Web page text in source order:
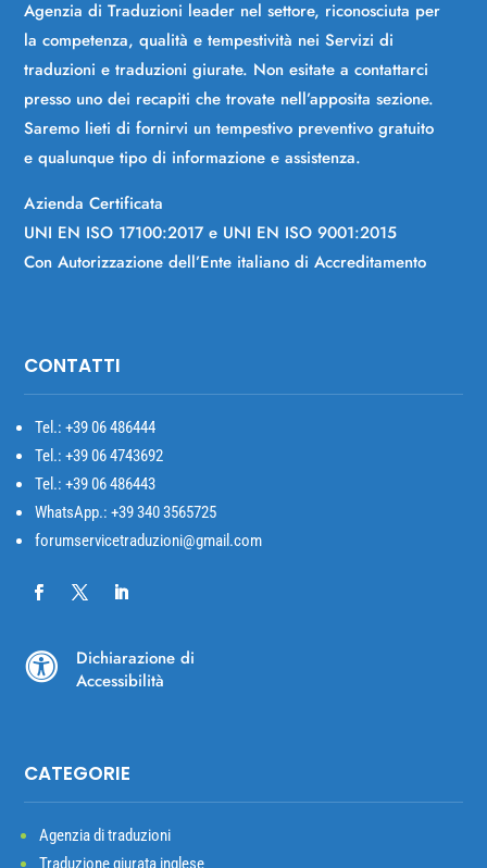
Agenzia di Traduzioni leader nel settore, riconosciuta per
la competenza, qualità e tempestività nei Servizi di
traduzioni e traduzioni giurate. Non esitate a contattarci
presso uno dei recapiti che trovate nell’apposita sezione.
Saremo lieti di fornirvi un tempestivo preventivo gratuito
e qualunque tipo di informazione e assistenza.
Azienda Certificata
UNI EN ISO 17100:2017 e UNI EN ISO 9001:2015
Con Autorizzazione dell’Ente italiano di Accreditamento
CONTATTI
Tel.: +3906 486444
Tel.: +39 06 4743692
Tel.: +39 06 486443
WhatsApp.: +39 340 3565725
forumservicetraduzioni@gmail.com

Dichiarazione di
Accessibilità
CATEGORIE
Agenzia di traduzioni
Traduzione giurata inglese